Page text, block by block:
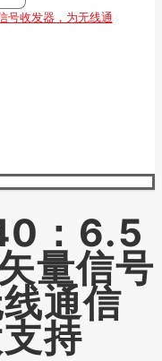
：6.5
量信号
通信
持